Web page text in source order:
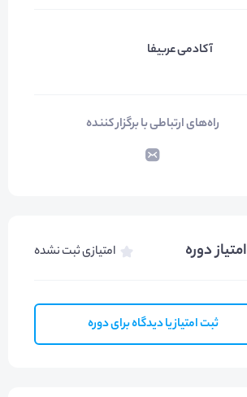
آکادمی عربیفا
راه‌های ارتباطی با برگزار کننده
امتیاز دوره امتیازی ثبت نشده
ثبت امتیاز یا دیدگاه برای دوره